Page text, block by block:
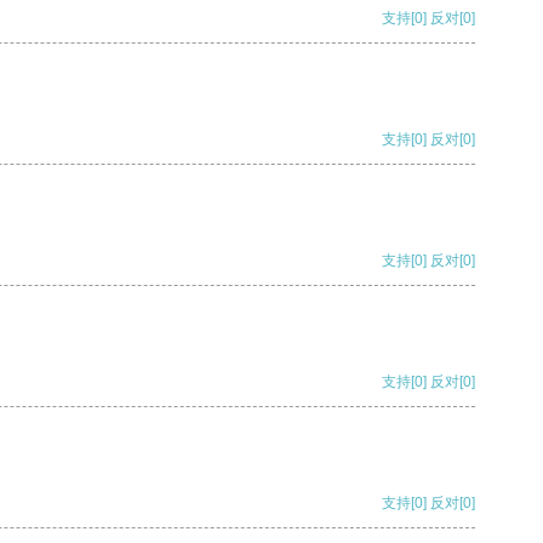
支持[0] 反对[0]
支持[0] 反对[0]
支持[0] 反对[0]
支持[0] 反对[0]
支持[0] 反对[0]